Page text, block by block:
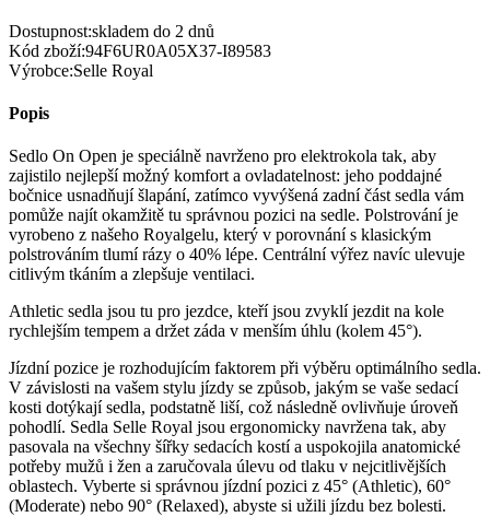
Dostupnost:skladem do 2 dnů
Kód zboží:94F6UR0A05X37-I89583
Výrobce:Selle Royal
Popis
Sedlo On Open je speciálně navrženo pro elektrokola tak, aby
zajistilo nejlepší možný komfort a ovladatelnost: jeho poddajné
bočnice usnadňují šlapání, zatímco vyvýšená zadní část sedla vám
pomůže najít okamžitě tu správnou pozici na sedle. Polstrování je
vyrobeno z našeho Royalgelu, který v porovnání s klasickým
polstrováním tlumí rázy o 40% lépe. Centrální výřez navíc ulevuje
citlivým tkáním a zlepšuje ventilaci.
Athletic sedla jsou tu pro jezdce, kteří jsou zvyklí jezdit na kole
rychlejším tempem a držet záda v menším úhlu (kolem 45°).
Jízdní pozice je rozhodujícím faktorem při výběru optimálního sedla.
V závislosti na vašem stylu jízdy se způsob, jakým se vaše sedací
kosti dotýkají sedla, podstatně liší, což následně ovlivňuje úroveň
pohodlí. Sedla Selle Royal jsou ergonomicky navržena tak, aby
pasovala na všechny šířky sedacích kostí a uspokojila anatomické
potřeby mužů i žen a zaručovala úlevu od tlaku v nejcitlivějších
oblastech. Vyberte si správnou jízdní pozici z 45° (Athletic), 60°
(Moderate) nebo 90° (Relaxed), abyste si užili jízdu bez bolesti.